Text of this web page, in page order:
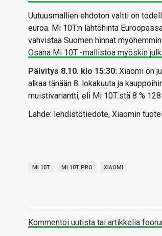
Uutuusmallien ehdoton valtti on
euroa. Mi 10T:n lähtöhinta
vahvistaa Suomen hinnat
Osana Mi 10T -mallistoa myöskin
Päivitys 8.10. klo 15:30: Xiaomi on
alkaa tänään 8. lokakuuta ja
muistivariantti, eli Mi 10T:stä 8 %
Lähde: lehdistötiedote, Xiaomin
MI 10T MI 10T PRO XIAOMI
Kommentoi uutista tai artikkelia